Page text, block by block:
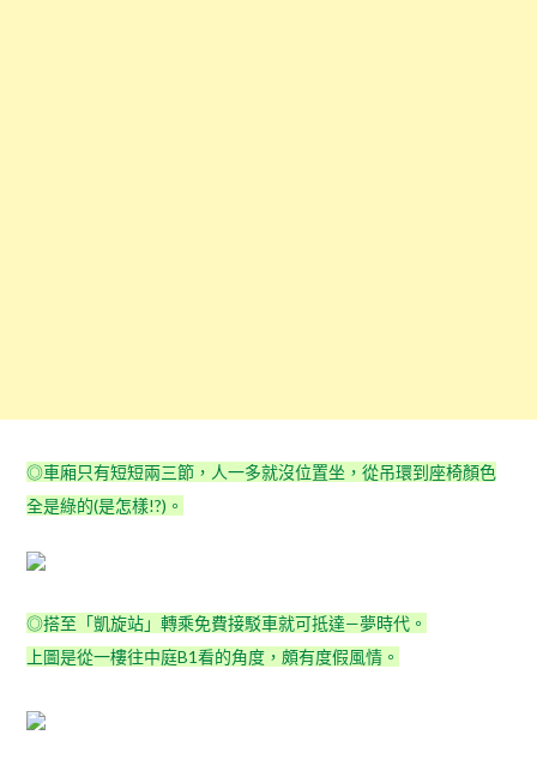
◎車廂只有短短兩三節，人一多就沒位置坐，從吊環到座椅顏色
全是綠的(是怎樣!?)。
◎搭至「凱旋站」轉乘免費接駁車就可抵達—夢時代。
上圖是從一樓往中庭B1看的角度，頗有度假風情。